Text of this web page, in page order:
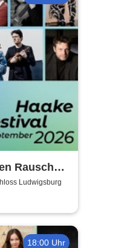
Rausch
Festival
Ludwigsburg
18:00 Uhr